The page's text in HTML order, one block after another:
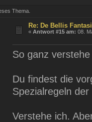
Thema.
Re: De Bellis
«Antwort #15 am: 08.
So ganz
Du findest die
Spezialregeln
Verstehe ich.